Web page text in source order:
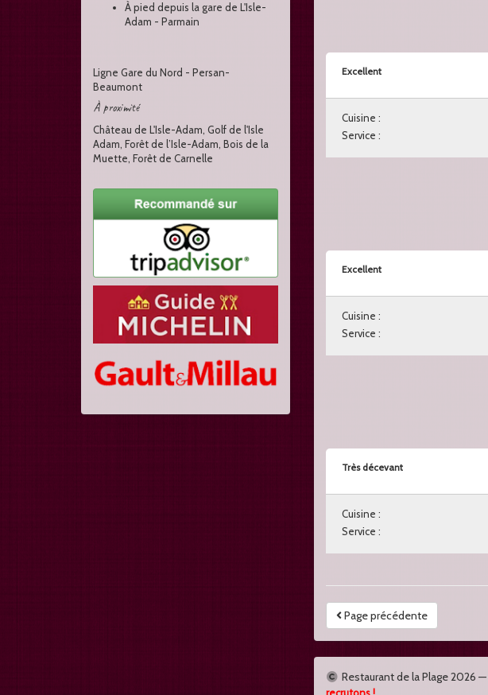
À pied depuis la gare de L'Isle-
Adam - Parmain
Ligne Gare du Nord - Persan-
Beaumont
À proximité
Château de L'Isle-Adam, Golf de l'Isle
Adam, Forêt de l’Isle-Adam, Bois de la
Muette, Forêt de Carnelle
Excellent
Cuisine :
Service :
Excellent
Cuisine :
Service :
Très décevant
Cuisine :
Service :
Page précédente
Restaurant de la Plage2026 —